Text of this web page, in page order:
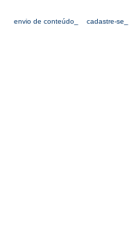
envio de conteúdo_ cadastre-se_